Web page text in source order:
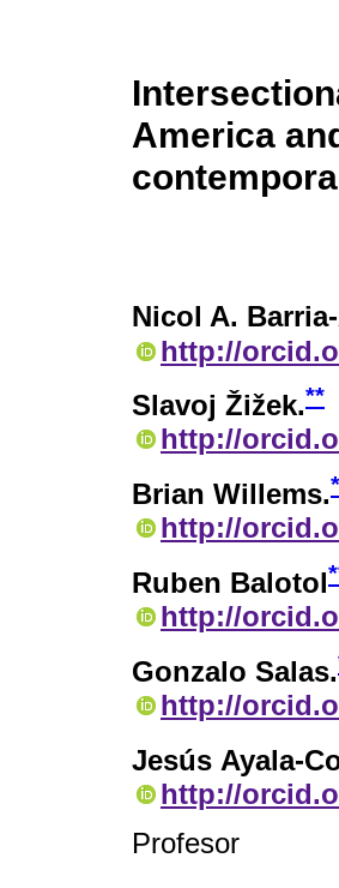
America
Nicol A.
http://
Slavoj Žižek.**
http://
Brian Willems.
http://
Ruben Balotol
http://
Gonzalo Salas.
http://
Jesús Ayala-
http://
Profesor